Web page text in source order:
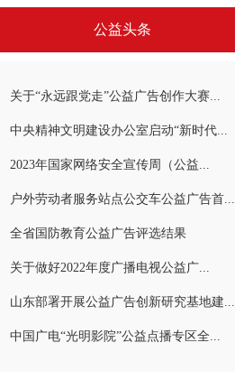
央视春节系列公益广告
公益头条
关于“永远跟党走”公益广告创作大赛...
中央精神文明建设办公室启动“新时代...
2023年国家网络安全宣传周（公益...
户外劳动者服务站点公交车公益广告首...
全省国防教育公益广告评选结果
关于做好2022年度广播电视公益广...
山东部署开展公益广告创新研究基地建...
中国广电“光明影院”公益点播专区全...